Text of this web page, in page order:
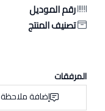
رقم الموديل
تصنيف المنتج
المرفقات
إضافة ملاحظة